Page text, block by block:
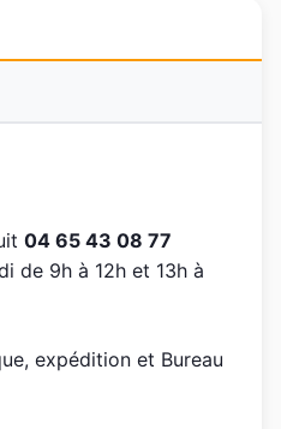
04 65 43 08 77
de 9h à 12h et 13h à
expédition et Bureau